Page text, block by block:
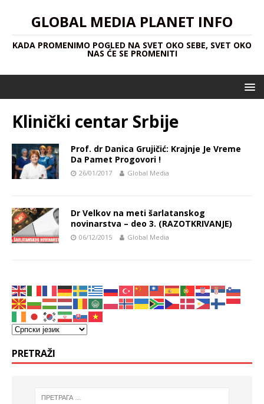
GLOBAL MEDIA PLANET INFO
KADA PROMENIMO POGLED NA SVET OKO SEBE, SVET OKO
NAS ĆE SE PROMENITI
Klinički centar Srbije
Prof. dr Danica Grujičić: Krajnje Je Vreme
Da Pamet Progovori !
26/01/2017 Global Media
Dr Velkov na meti šarlatanskog
novinarstva – deo 3. (RAZOTKRIVANJE)
06/12/2015 Global Media
PRETRAŽI